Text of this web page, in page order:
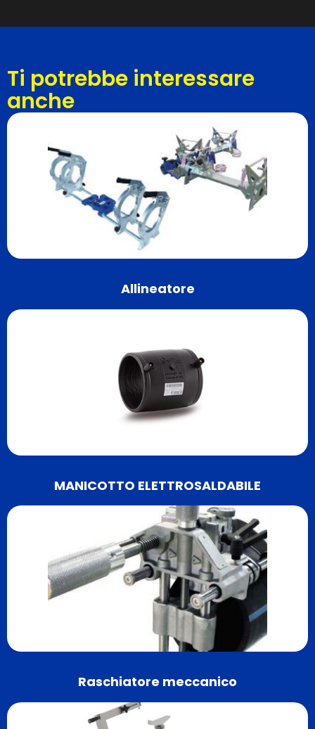
Ti potrebbe interessare
anche
Allineatore
MANICOTTO ELETTROSALDABILE
Raschiatore meccanico